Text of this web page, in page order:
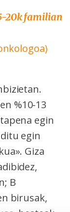
20k familian
%10-13
egin
egin
Giza
B
birusak,